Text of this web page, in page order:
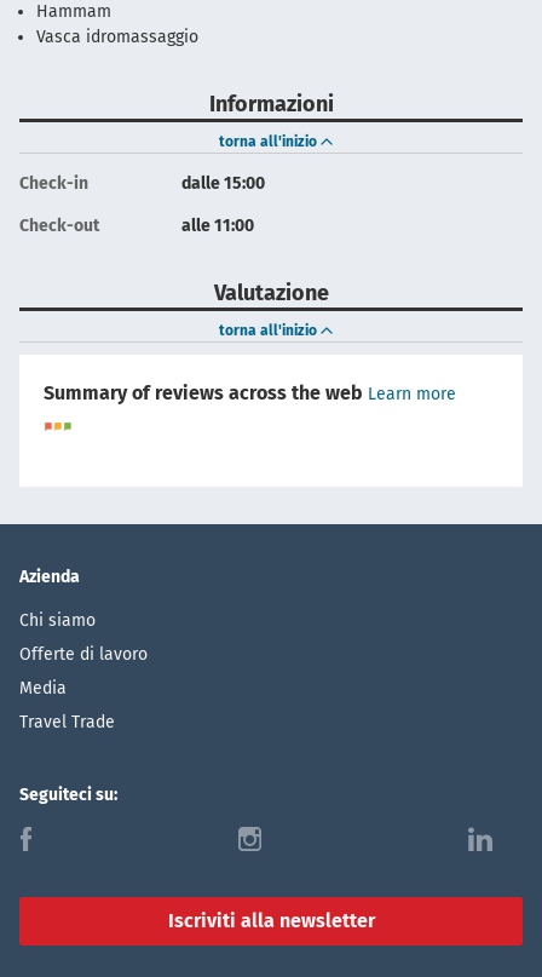
Hammam
Vasca idromassaggio
Informazioni
torna all'inizio
Check-in dalle 15:00
Check-out alle 11:00
Valutazione
torna all'inizio
Summary of reviews across the web Learn more
Azienda
Chi siamo
Offerte di lavoro
Media
Travel Trade
Seguiteci su:
f i l
Iscriviti alla newsletter